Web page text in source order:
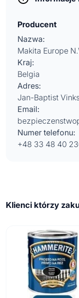
Producent
Nazwa:
Makita Europe
Kraj:
Belgia
Adres:
Jan-Baptist
Email:
Numer telefonu:
+48 33 48 40
Klienci którzy